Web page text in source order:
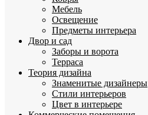
Мебель
Освещение
Предметы интерьера
Двор и сад
Заборы и ворота
Терраса
Теория дизайна
Знаменитые дизайнеры
Стили интерьеров
Цвет в интерьере